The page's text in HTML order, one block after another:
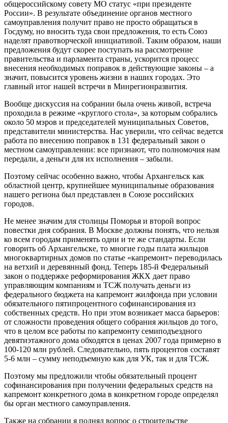
общероссийскому совету МО статус «при президенте
России». В результате объединение органов местного
самоуправления получит право не просто обращаться в
Госдуму, но вносить туда свои предложения, то есть Союз
наделят правотворческой инициативой. Таким образом, наши
предложения будут скорее поступать на рассмотрение
правительства и парламента страны, ускорится процесс
внесения необходимых поправок в действующие законы – а
значит, повысится уровень жизни в наших городах. Это
главный итог нашей встречи в Минрегионразвития.
Вообще дискуссия на собрании была очень живой, встреча
проходила в режиме «круглого стола», за которым собрались
около 50 мэров и председателей муниципальных Советов,
представители министерства. Нас уверили, что сейчас ведется
работа по внесению поправок в 131 федеральный закон о
местном самоуправлении: все признают, что полномочия нам
передали, а деньги для их исполнения – забыли.
Поэтому сейчас особенно важно, чтобы Архангельск как
областной центр, крупнейшее муниципальные образования
нашего региона был представлен в Союзе российских
городов.
Не менее значим для столицы Поморья и второй вопрос
повестки дня собрания. В Москве должны понять, что нельзя
ко всем городам применять одни и те же стандарты. Если
говорить об Архангельске, то многие годы плата жильцов
многоквартирных домов по статье «капремонт» переводилась
на ветхий и деревянный фонд. Теперь 185-й Федеральный
закон о поддержке реформирования ЖКХ дает право
управляющим компаниям и ТСЖ получать деньги из
федерального бюджета на капремонт жилфонда при условии
обязательного пятипроцентного софинансирования из
собственных средств. Но при этом возникает масса барьеров:
от сложности проведения общего собрания жильцов до того,
что в целом все работы по капремонту семиподъездного
девятиэтажного дома обходятся в ценах 2007 года примерно в
100-120 млн рублей. Следовательно, пять процентов составят
5-6 млн – сумму неподъемную как для УК, так и для ТСЖ.
Поэтому мы предложили чтобы обязательный процент
софинансирования при получении федеральных средств на
капремонт конкретного дома в конкретном городе определял
бы орган местного самоуправления.
Также на собрании я поднял вопрос о строительстве